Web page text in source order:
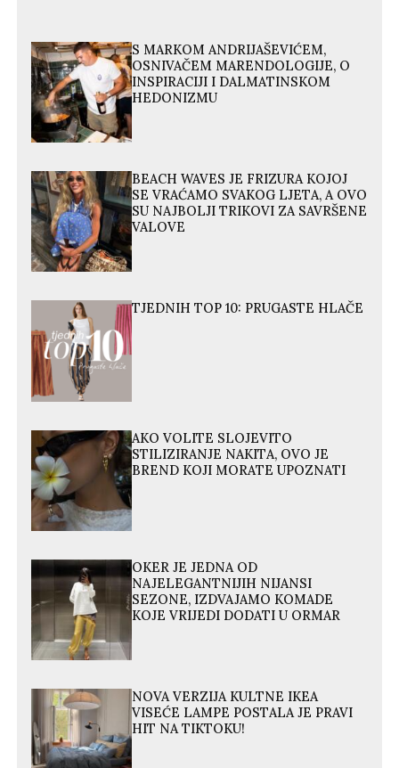
S MARKOM ANDRIJAŠEVIĆEM,
OSNIVAČEM MARENDOLOGIJE, O
INSPIRACIJI I DALMATINSKOM
HEDONIZMU
BEACH WAVES JE FRIZURA KOJOJ
SE VRAĆAMO SVAKOG LJETA, A OVO
SU NAJBOLJI TRIKOVI ZA SAVRŠENE
VALOVE
TJEDNIH TOP 10: PRUGASTE HLAČE
AKO VOLITE SLOJEVITO
STILIZIRANJE NAKITA, OVO JE
BREND KOJI MORATE UPOZNATI
OKER JE JEDNA OD
NAJELEGANTNIJIH NIJANSI
SEZONE, IZDVAJAMO KOMADE
KOJE VRIJEDI DODATI U ORMAR
NOVA VERZIJA KULTNE IKEA
VISEĆE LAMPE POSTALA JE PRAVI
HIT NA TIKTOKU!